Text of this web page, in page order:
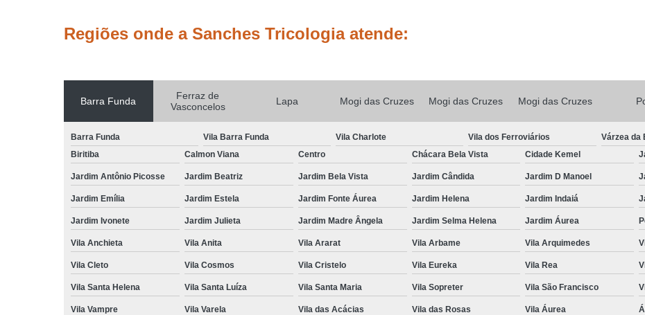
Tratamento contra Queda de Cabelo
Tratamento para Cabelo Caindo
Tratamento para Queda de Cabelo
Tratamento para Queda de Cabelo Lapa
Tratamento para Queda
Tratamento para
Tricologia Capilar
Tricologia do
Regiões onde a Sanches Tricologia atende:
Barra Funda
Ferraz de
Vasconcelos
Lapa Mogi das Cruzes Mogi das Cruzes Mogi das Cruzes
Barra Funda Vila Barra Funda Vila Charlote Vila dos Ferroviários Várzea da
Biritiba
Calmon Viana Centro Chácara Bela Vista Cidade Kemel
Jardim Antônio Picosse Jardim Beatriz Jardim Bela Vista Jardim Cândida Jardim D Manoel
Jardim Emília Jardim Estela Jardim Fonte Áurea Jardim Helena Jardim Indaiá
Jardim Ivonete Jardim Julieta Jardim Madre Ângela Jardim Selma Helena Jardim Áurea
Vila Anchieta Vila Anita Vila Ararat Vila Arbame Vila Arquimedes
Vila Cleto Vila Cosmos Vila Cristelo Vila Eureka Vila Rea
Vila Santa Helena Vila Santa Luíza Vila Santa Maria Vila Sopreter Vila São Francisco
Vila Vampre Vila Varela Vila das Acácias Vila das Rosas Vila Áurea